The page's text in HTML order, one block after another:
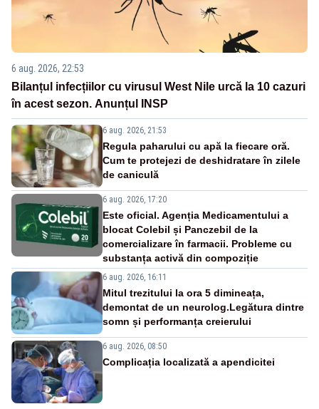
6 aug. 2026, 22:53
Bilanțul infecțiilor cu virusul West Nile urcă la 10 cazuri
în acest sezon. Anunțul INSP
6 aug. 2026, 21:53
Regula paharului cu apă la fiecare oră.
Cum te protejezi de deshidratare în zilele
de caniculă
6 aug. 2026, 17:20
Este oficial. Agenția Medicamentului a
blocat Colebil și Panczebil de la
comercializare în farmacii. Probleme cu
substanța activă din compoziție
6 aug. 2026, 16:11
Mitul trezitului la ora 5 dimineața,
demontat de un neurolog.Legătura dintre
somn și performanța creierului
6 aug. 2026, 08:50
Complicația localizată a apendicitei